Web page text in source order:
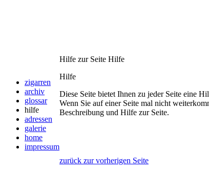
zigarren
archiv
glossar
hilfe
adressen
galerie
home
impressum
Hilfe zur Seite Hilfe
Hilfe
Diese Seite bietet Ihnen zu jeder Seite eine
Wenn Sie auf einer Seite mal nicht
Beschreibung und Hilfe zur Seite.
zurück zur vorherigen Seite